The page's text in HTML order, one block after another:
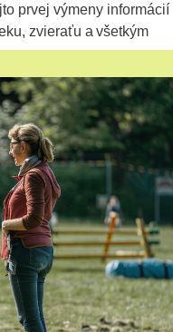
prvej výmeny informácií
zvieraťu a všetkým